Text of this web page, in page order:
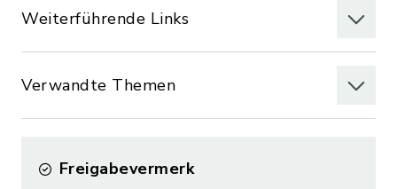
Weiterführende Links
Verwandte Themen
Freigabevermerk